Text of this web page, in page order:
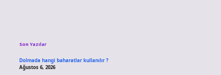
Son Yazılar
Dolmada hangi baharatlar kullanılır ?
Ağustos 6, 2026